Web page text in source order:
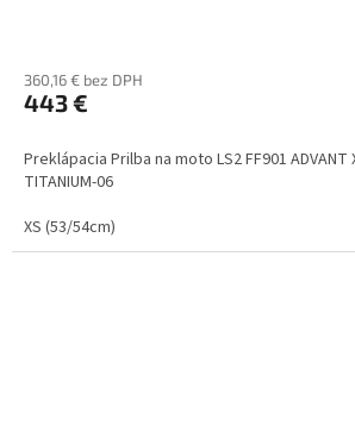
360,16 € bez DPH
443 €
Preklápacia Prilba na moto LS2 FF901 ADVANT
TITANIUM-06
XS (53/54cm)